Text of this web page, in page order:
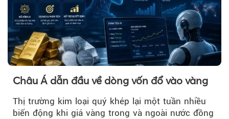
Châu Á dẫn đầu về dòng vốn đổ vào vàng
Thị trường kim loại quý khép lại một tuần nhiều
biến động khi giá vàng trong và ngoài nước đồng